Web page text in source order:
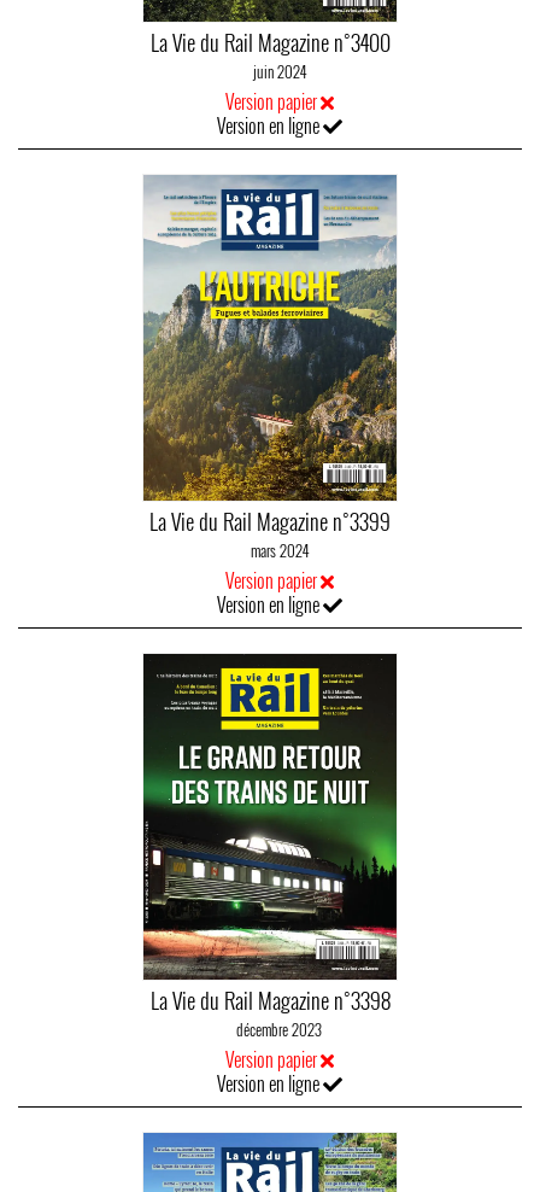
La Vie du Rail Magazine n°3400
juin 2024
Version papier
Version en ligne
La Vie du Rail Magazine n°3399
mars 2024
Version papier
Version en ligne
La Vie du Rail Magazine n°3398
décembre 2023
Version papier
Version en ligne